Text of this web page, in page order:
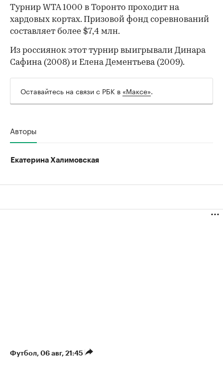
00:00 00:00
Турнир WTA 1000 в Торонто проходит на
хардовых кортах. Призовой фонд соревнований
составляет более $7,4 млн.
Из россиянок этот турнир выигрывали Динара
Сафина (2008) и Елена Дементьева (2009).
Оставайтесь на связи с РБК в «Максе».
Авторы
Екатерина Халимовская
Футбол⁠, 06 авг, 21:45